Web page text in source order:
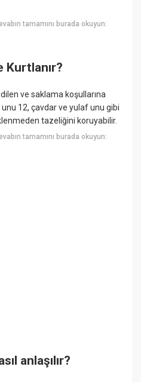
tamamını burada okuyun:
Kurtlanır?
ve saklama koşullarına
12, çavdar ve yulaf unu gibi
tazeliğini koruyabilir.
tamamını burada okuyun:
anlaşılır?